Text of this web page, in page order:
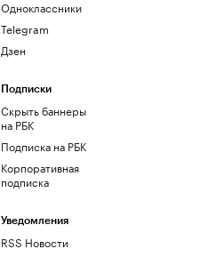
Одноклассники
Telegram
Дзен
Подписки
Скрыть баннеры
на РБК
Подписка на РБК
Корпоративная
подписка
Уведомления
RSS Новости